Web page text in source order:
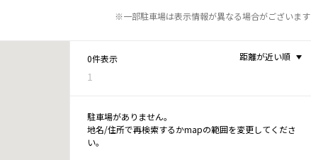
※一部駐車場は表示情報が異なる場合がございます
0件表示
1
距離が近い順
駐車場がありません。
地名/住所で再検索するかmapの範囲を変更してくださ
い。